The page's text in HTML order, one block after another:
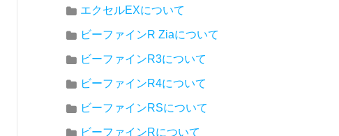
エクセルEXについて
ビーファインR Ziaについて
ビーファインR3について
ビーファインR4について
ビーファインRSについて
ビーファインRについて